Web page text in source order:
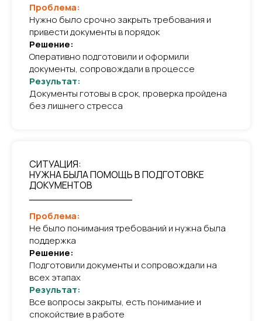
Проблема:
Нужно было срочно закрыть требования и
привести документы в порядок
Решение:
Оперативно подготовили и оформили
документы, сопровождали в процессе
Результат:
Документы готовы в срок, проверка пройдена
без лишнего стресса
СИТУАЦИЯ:
НУЖНА БЫЛА ПОМОЩЬ В ПОДГОТОВКЕ
ДОКУМЕНТОВ
Проблема:
Не было понимания требований и нужна была
поддержка
Решение:
Подготовили документы и сопровождали на
всех этапах
Результат:
Все вопросы закрыты, есть понимание и
спокойствие в работе